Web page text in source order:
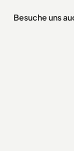
Besuche uns